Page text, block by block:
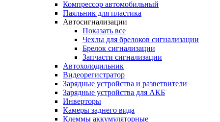
Компрессор автомобильный
Паяльник для пластика
Автосигнализации
Показать все
Чехлы для брелоков сигнализации
Брелок сигнализации
Запчасти сигнализации
Автохолодильник
Видеорегистратор
Зарядные устройства и разветвители
Зарядные устройства для АКБ
Инверторы
Камеры заднего вида
Клеммы аккумуляторные